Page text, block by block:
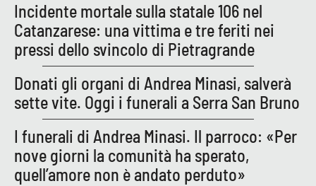
STREAMING
LaC TV
LaC Network
LaC OnAir
EDIZIONI
LOCALI
Incidente mortale sulla statale 106 nel
Catanzarese: una vittima e tre feriti nei
pressi dello svincolo di Pietragrande
Donati gli organi di Andrea Minasi, salverà
sette vite. Oggi i funerali a Serra San Bruno
I funerali di Andrea Minasi. Il parroco: «Per
nove giorni la comunità ha sperato,
quell’amore non è andato perduto»